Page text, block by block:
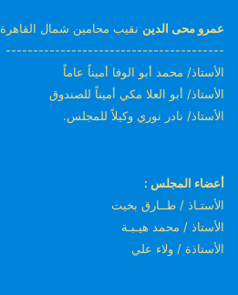
عمرو محى الدين نقيب محامين شمال القاهرة
----------------------------------------
الأستاذ/ محمد أبو الوفا أميناً عاماً
الأستاذ/ أبو العلا مكي أميناً للصندوق
الأستاذ/ نادر نوري وكيلاً للمجلس.
أعضاء المجلس :
الأستـاذ / طــارق بخيت
الأستاذ / محمد هيـبـة
الأستاذة / ولاء علي